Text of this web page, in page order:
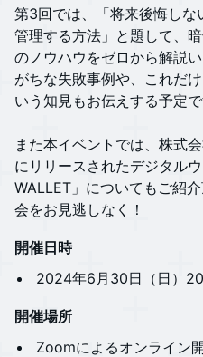
第3回では、「将来後悔しな
管理する方法」と題して、
のノウハウをゼロから解説
がちな失敗事例や、これだ
いう知見もお伝えする予定で
また本イベントでは、株式
にリリースされたデジタル
WALLET」についてもご紹
会をお見逃しなく！
開催日時
​​​​​2024年6月30日（日）
開催場所
​​​Zoomによるオンライン